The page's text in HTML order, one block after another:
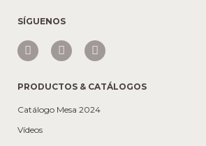
SÍGUENOS
PRODUCTOS & CATÁLOGOS
Catálogo Mesa 2024
Vídeos